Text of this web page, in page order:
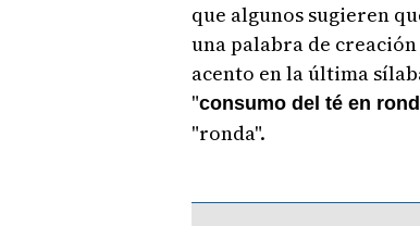
que algunos sugieren
una palabra de
acento en la última
"consumo del té en
"ronda".